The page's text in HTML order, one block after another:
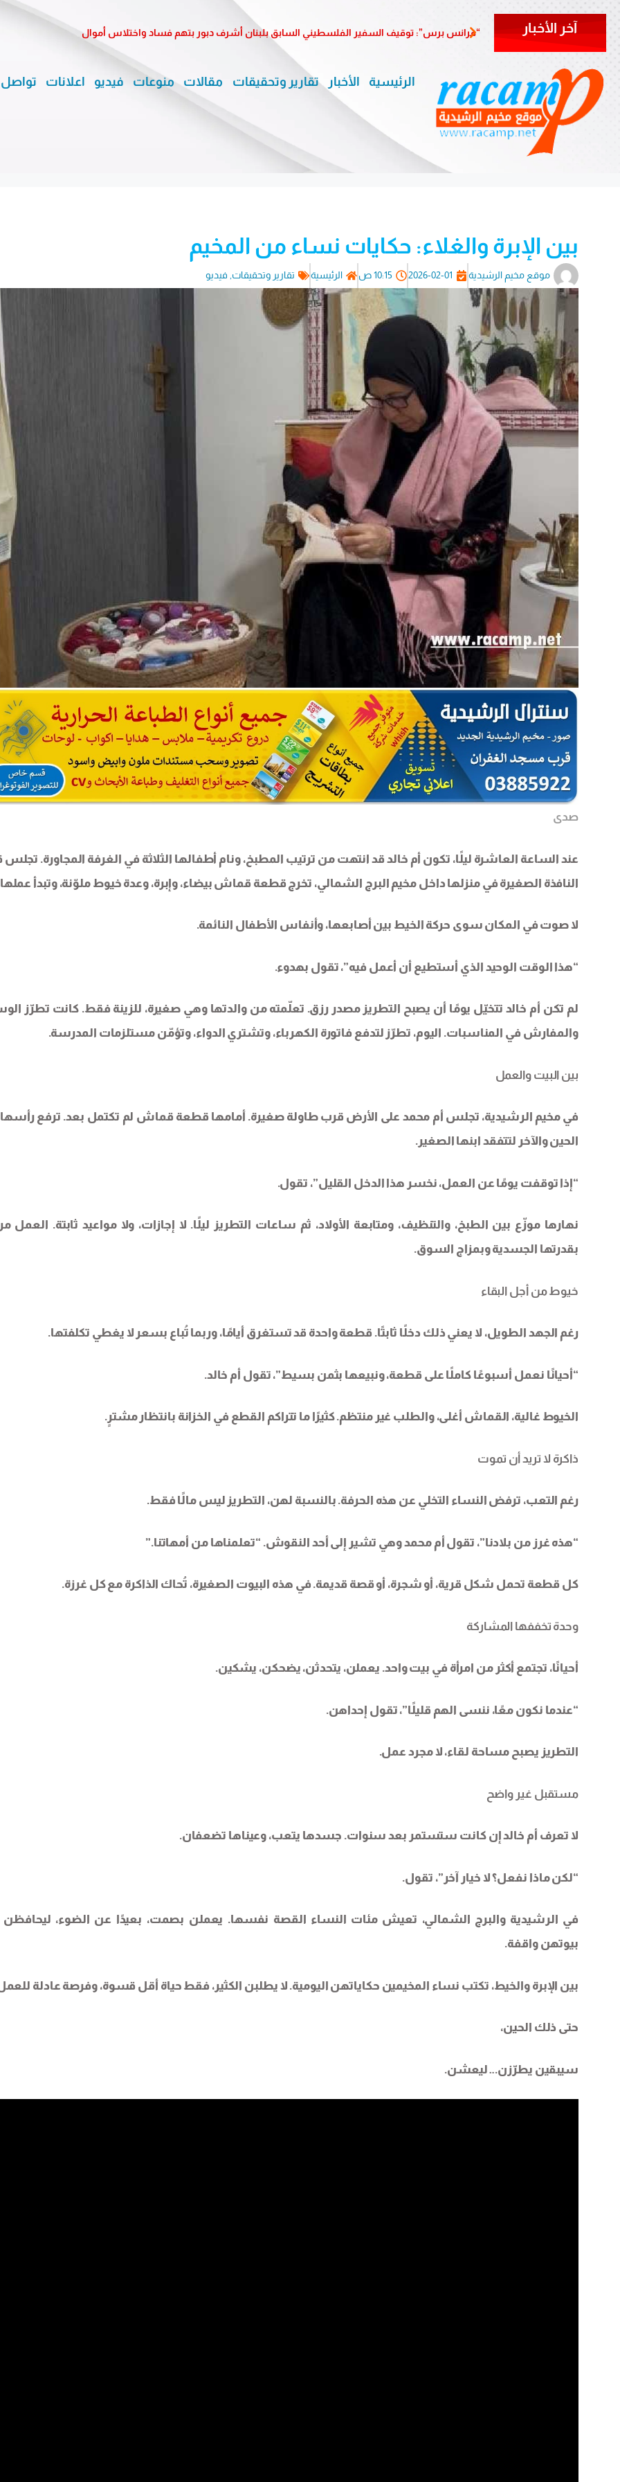
آخر الأخبار “فرانس برس”: توقيف السفير الفلسطيني السابق بلبنان أشرف دبور بتهم فساد واختلاس أموال
الرئيسية الأخبار تقارير وتحقيقات مقالات منوعات فيديو اعلانات تواصل
بين الإبرة والغلاء: حكايات نساء من المخيم
موقع مخيم الرشيدية 2026-02-01 10:15 ص الرئيسية تقارير وتحقيقات فيديو
صدى
عند الساعة العاشرة ليلًا، تكون أم خالد قد انتهت من ترتيب المطبخ، ونام أطفالها الثلاثة في الغرفة المجاورة.
النافذة الصغيرة في منزلها داخل مخيم البرج الشمالي، تخرج قطعة قماش بيضاء، وإبرة، وعدة خيوط ملوّنة، وتبدأ
لا صوت في المكان سوى حركة الخيط بين أصابعها، وأنفاس الأطفال النائمة.
“هذا الوقت الوحيد الذي أستطيع أن أعمل فيه”، تقول بهدوء.
لم تكن أم خالد تتخيّل يومًا أن يصبح التطريز مصدر رزق. تعلّمته من والدتها وهي صغيرة، للزينة فقط. كانت تطرّز
والمفارش في المناسبات. اليوم، تطرّز لتدفع فاتورة الكهرباء، وتشتري الدواء، وتؤمّن مستلزمات المدرسة.
بين البيت والعمل
في مخيم الرشيدية، تجلس أم محمد على الأرض قرب طاولة صغيرة. أمامها قطعة قماش لم تكتمل بعد. ترفع رأسها
الحين والآخر لتتفقد ابنها الصغير.
“إذا توقفت يومًا عن العمل، نخسر هذا الدخل القليل”، تقول.
نهارها موزّع بين الطبخ، والتنظيف، ومتابعة الأولاد، ثم ساعات التطريز ليلًا. لا إجازات، ولا مواعيد ثابتة. العمل
بقدرتها الجسدية وبمزاج السوق.
خيوط من أجل البقاء
رغم الجهد الطويل، لا يعني ذلك دخلًا ثابتًا. قطعة واحدة قد تستغرق أيامًا، وربما تُباع بسعر لا يغطي تكلفتها.
“أحيانًا نعمل أسبوعًا كاملًا على قطعة، ونبيعها بثمن بسيط”، تقول أم خالد.
الخيوط غالية، القماش أغلى، والطلب غير منتظم. كثيرًا ما تتراكم القطع في الخزانة بانتظار مشترٍ.
ذاكرة لا تريد أن تموت
رغم التعب، ترفض النساء التخلي عن هذه الحرفة. بالنسبة لهن، التطريز ليس مالًا فقط.
“هذه غرز من بلادنا”، تقول أم محمد وهي تشير إلى أحد النقوش. “تعلمناها من أمهاتنا.”
كل قطعة تحمل شكل قرية، أو شجرة، أو قصة قديمة. في هذه البيوت الصغيرة، تُحاك الذاكرة مع كل غرزة.
وحدة تخففها المشاركة
أحيانًا، تجتمع أكثر من امرأة في بيت واحد. يعملن، يتحدثن، يضحكن، يشكين.
“عندما نكون معًا، ننسى الهم قليلًا”، تقول إحداهن.
التطريز يصبح مساحة لقاء، لا مجرد عمل.
مستقبل غير واضح
لا تعرف أم خالد إن كانت ستستمر بعد سنوات. جسدها يتعب، وعيناها تضعفان.
“لكن ماذا نفعل؟ لا خيار آخر”، تقول.
في الرشيدية والبرج الشمالي، تعيش مئات النساء القصة نفسها. يعملن بصمت، بعيدًا عن الضوء، ليحافظن
بيوتهن واقفة.
بين الإبرة والخيط، تكتب نساء المخيمين حكاياتهن اليومية. لا يطلبن الكثير، فقط حياة أقل قسوة، وفرصة عادلة
حتى ذلك الحين،
سيبقين يطرّزن… ليعشن.